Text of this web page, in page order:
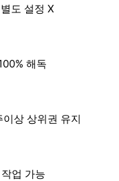
도 설정 X
해독
상 상위권 유지
업 가능